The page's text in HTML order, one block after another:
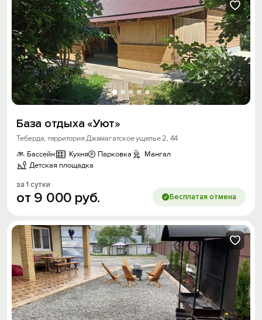
База отдыха «Уют»
Теберда, территория Джамагатское ущелье 2, 44
Бассейн
Кухня Парковка
Мангал
Детская площадка
за 1 сутки
от 9 000 руб. Бесплатая отмена